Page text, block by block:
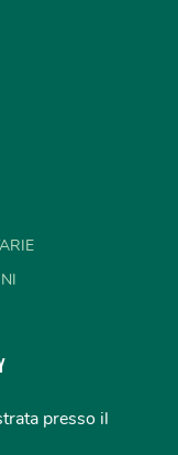
presso il